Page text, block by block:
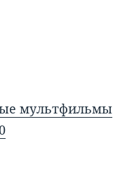
мультфильмы